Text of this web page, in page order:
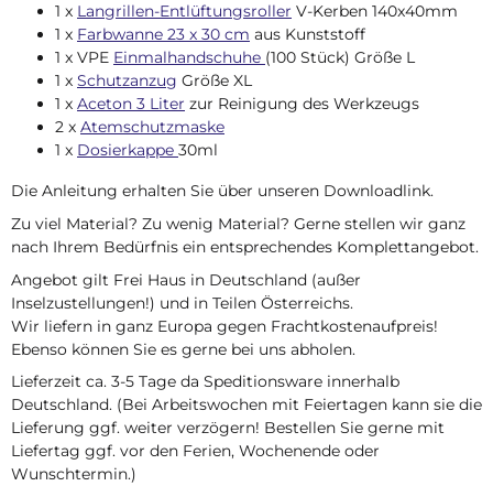
1 x Langrillen-Entlüftungsroller V-Kerben 140x40mm
1 x Farbwanne 23 x 30 cm aus Kunststoff
1 x VPE Einmalhandschuhe (100 Stück) Größe L
1 x Schutzanzug Größe XL
1 x Aceton 3 Liter zur Reinigung des Werkzeugs
2 x Atemschutzmaske
1 x Dosierkappe 30ml
Die Anleitung erhalten Sie über unseren Downloadlink.
Zu viel Material? Zu wenig Material? Gerne stellen wir ganz
nach Ihrem Bedürfnis ein entsprechendes Komplettangebot.
Angebot gilt Frei Haus in Deutschland (außer
Inselzustellungen!) und in Teilen Österreichs.
Wir liefern in ganz Europa gegen Frachtkostenaufpreis!
Ebenso können Sie es gerne bei uns abholen.
Lieferzeit ca. 3-5 Tage da Speditionsware innerhalb
Deutschland. (Bei Arbeitswochen mit Feiertagen kann sie die
Lieferung ggf. weiter verzögern! Bestellen Sie gerne mit
Liefertag ggf. vor den Ferien, Wochenende oder
Wunschtermin.)